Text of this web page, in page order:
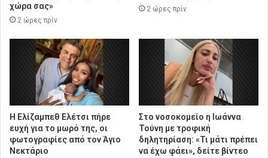
χώρα σας»
2 ώρες πρίν
2 ώρες πρίν
Η Ελίζαμπεθ Ελέτσι πήρε
ευχή για το μωρό της, οι
φωτογραφίες από τον Άγιο
Νεκτάριο
Στο νοσοκομείο η Ιωάννα
Τούνη με τροφική
δηλητηρίαση: «Τι μάτι πρέπει
να έχω φάει», δείτε βίντεο